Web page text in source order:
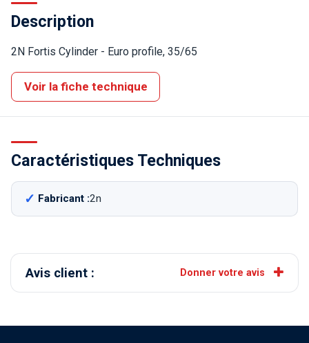
Description
2N Fortis Cylinder - Euro profile, 35/65
Voir la fiche technique
Caractéristiques Techniques
Fabricant :2n
Avis client : Donner votre avis